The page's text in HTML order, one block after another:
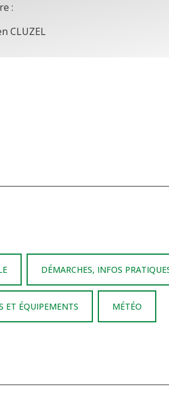
:
CLUZEL
DÉMARCHES, INFOS
ET ÉQUIPEMENTS MÉTÉO